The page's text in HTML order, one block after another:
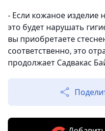
- Если кожаное изделие
это будет нарушать
вы приобретаете
соответственно, это
продолжает Садвакас